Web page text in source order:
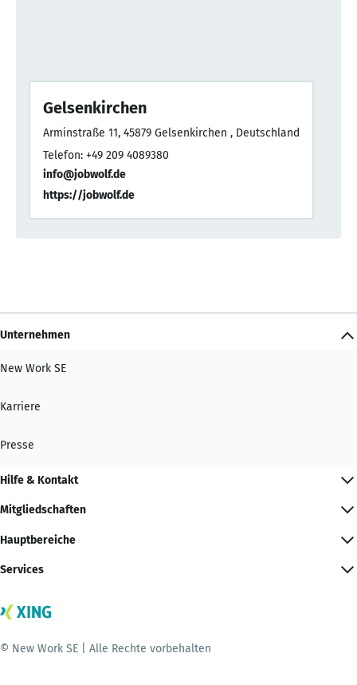
Gelsenkirchen
Arminstraße 11, 45879 Gelsenkirchen , Deutschland
Telefon: +49 209 4089380
info@jobwolf.de
https://jobwolf.de
Unternehmen
New Work SE
Karriere
Presse
Hilfe & Kontakt
Mitgliedschaften
Hauptbereiche
Services
© New Work SE | Alle Rechte vorbehalten